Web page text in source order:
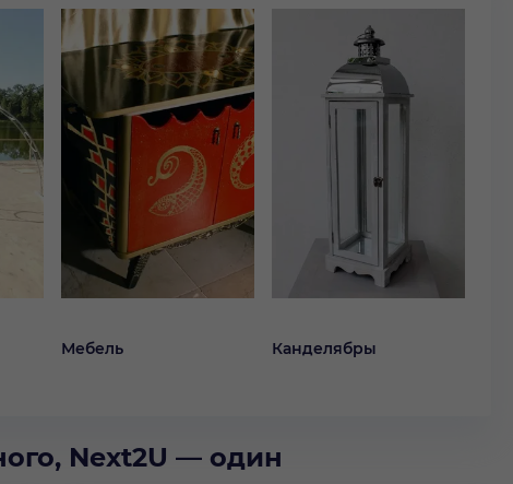
Мебель Канделябры
Next2U — один